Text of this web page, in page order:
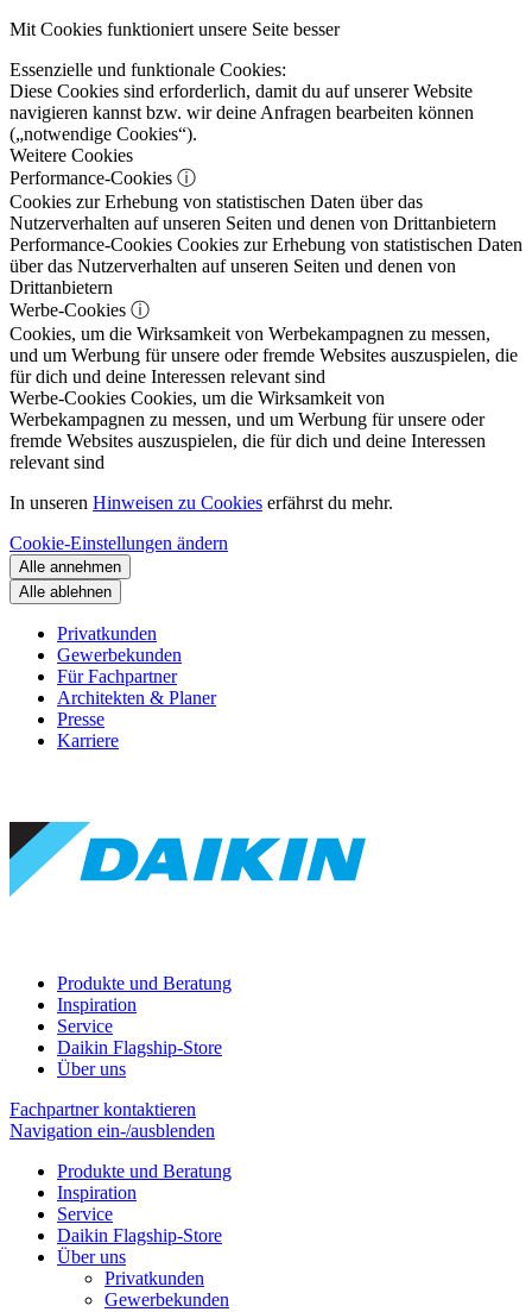
Mit Cookies funktioniert unsere Seite besser
Essenzielle und funktionale Cookies:
Diese Cookies sind erforderlich, damit du auf unserer Website
navigieren kannst bzw. wir deine Anfragen bearbeiten können
(„notwendige Cookies“).
Weitere Cookies
Performance-Cookies ⓘ
Cookies zur Erhebung von statistischen Daten über das
Nutzerverhalten auf unseren Seiten und denen von Drittanbietern
Performance-Cookies Cookies zur Erhebung von statistischen Daten
über das Nutzerverhalten auf unseren Seiten und denen von
Drittanbietern
Werbe-Cookies ⓘ
Cookies, um die Wirksamkeit von Werbekampagnen zu messen,
und um Werbung für unsere oder fremde Websites auszuspielen, die
für dich und deine Interessen relevant sind
Werbe-Cookies Cookies, um die Wirksamkeit von
Werbekampagnen zu messen, und um Werbung für unsere oder
fremde Websites auszuspielen, die für dich und deine Interessen
relevant sind
In unseren Hinweisen zu Cookies erfährst du mehr.
Cookie-Einstellungen ändern
Alle annehmen
Alle ablehnen
Privatkunden
Gewerbekunden
Für Fachpartner
Architekten & Planer
Presse
Karriere
Produkte und Beratung
Inspiration
Service
Daikin Flagship-Store
Über uns
Fachpartner kontaktieren
Navigation ein-/ausblenden
Produkte und Beratung
Inspiration
Service
Daikin Flagship-Store
Über uns
Privatkunden
Gewerbekunden